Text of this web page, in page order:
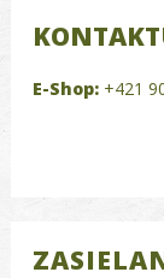
E-Shop: +421